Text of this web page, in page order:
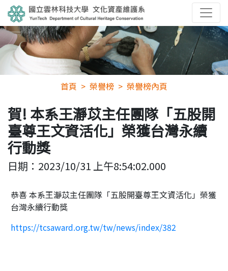
首頁 榮譽榜 榮譽榜內頁
賀! 本系王瀞苡主任團隊「五股開
臺尊王文資活化」榮獲台灣永續
行動獎
日期： 2023/10/31 上午8:54:02.000
恭喜 本系王瀞苡主任團隊「五股開臺尊王文資活化」榮獲
台灣永續行動獎
https://tcsaward.org.tw/tw/news/index/382